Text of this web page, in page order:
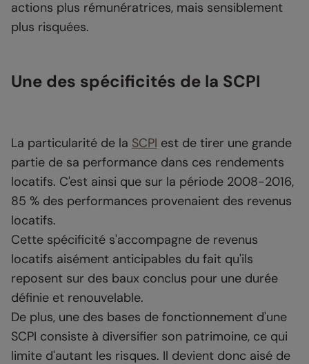
actions plus rémunératrices, mais sensiblement
plus risquées.
Une des spécificités de la SCPI
La particularité de la SCPI est de tirer une grande
partie de sa performance dans ces rendements
locatifs. C'est ainsi que sur la période 2008-2016,
85 % des performances provenaient des revenus
locatifs.
Cette spécificité s'accompagne de revenus
locatifs aisément anticipables du fait qu'ils
reposent sur des baux conclus pour une durée
définie et renouvelable.
De plus, une des bases de fonctionnement d'une
SCPI consiste à diversifier son patrimoine, ce qui
limite d'autant les risques. Il devient donc aisé de